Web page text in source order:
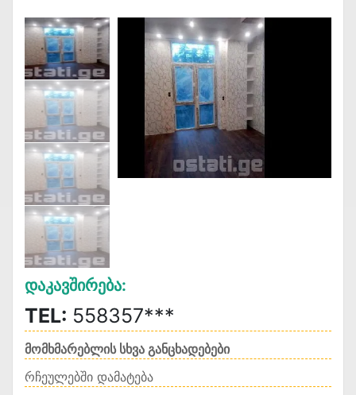
Დაკავშირება:
TEL: 558357***
მომხმარებლის სხვა განცხადებები
რჩეულებში დამატება